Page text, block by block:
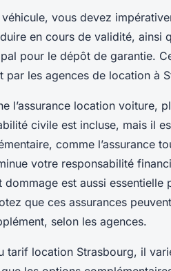
vous devez
en cours de validité, ainsi
pour le dépôt de garantie.
par les agences de location à
l’assurance location voiture,
civile est incluse, mais il
comme l’assurance
votre responsabilité
dommage est aussi
que ces assurances
selon les agences.
tarif location Strasbourg, il